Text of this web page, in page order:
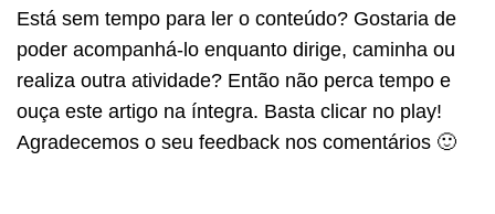
Está sem tempo para ler o conteúdo? Gostaria de
poder acompanhá-lo enquanto dirige, caminha ou
realiza outra atividade? Então não perca tempo e
ouça este artigo na íntegra. Basta clicar no play!
Agradecemos o seu feedback nos comentários 🙂